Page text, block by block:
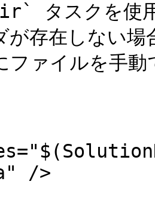
タスクを使
が存在しない
ファイルを手動
/>